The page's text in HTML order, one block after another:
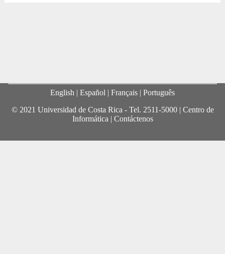
English | Español | Français | Português
© 2021 Universidad de Costa Rica - Tel. 2511-5000| Centro de
Informática | Contáctenos